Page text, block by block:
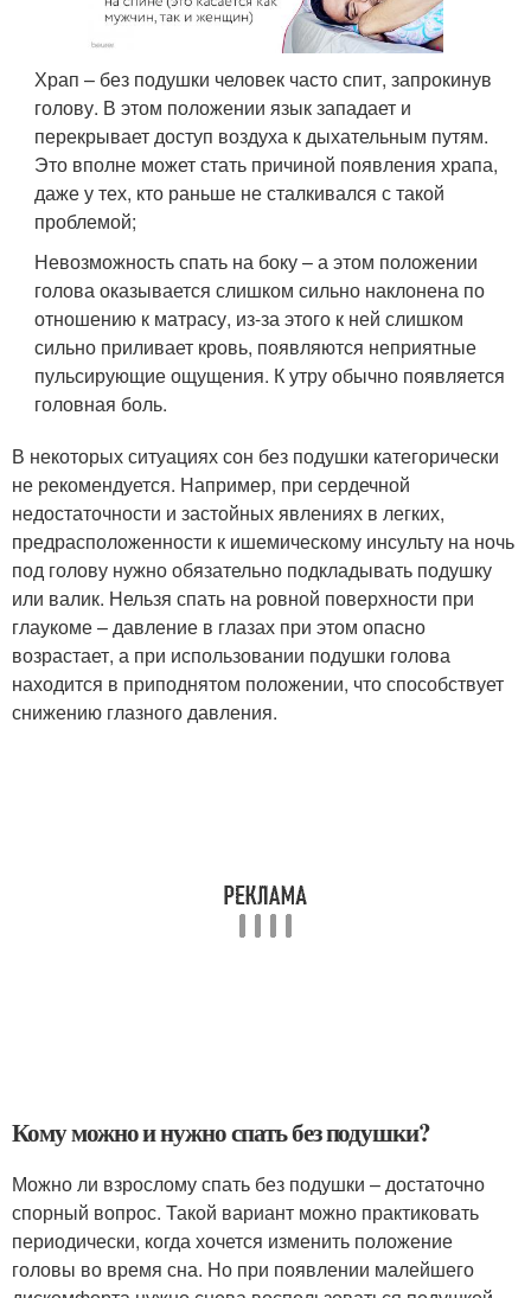
Храп – без подушки человек часто спит, запрокинув
голову. В этом положении язык западает и
перекрывает доступ воздуха к дыхательным путям.
Это вполне может стать причиной появления храпа,
даже у тех, кто раньше не сталкивался с такой
проблемой;
Невозможность спать на боку – а этом положении
голова оказывается слишком сильно наклонена по
отношению к матрасу, из-за этого к ней слишком
сильно приливает кровь, появляются неприятные
пульсирующие ощущения. К утру обычно появляется
головная боль.
В некоторых ситуациях сон без подушки категорически
не рекомендуется. Например, при сердечной
недостаточности и застойных явлениях в легких,
предрасположенности к ишемическому инсульту на ночь
под голову нужно обязательно подкладывать подушку
или валик. Нельзя спать на ровной поверхности при
глаукоме – давление в глазах при этом опасно
возрастает, а при использовании подушки голова
находится в приподнятом положении, что способствует
снижению глазного давления.
Кому можно и нужно спать без подушки?
Можно ли взрослому спать без подушки – достаточно
спорный вопрос. Такой вариант можно практиковать
периодически, когда хочется изменить положение
головы во время сна. Но при появлении малейшего